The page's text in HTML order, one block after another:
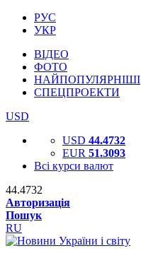
РУС
УКР
ВІДЕО
ФОТО
НАЙПОПУЛЯРНІШІ
СПЕЦПРОЕКТИ
USD
USD 44.4732
EUR 51.3093
Всі курси валют
44.4732
Авторизація
Пошук
RU